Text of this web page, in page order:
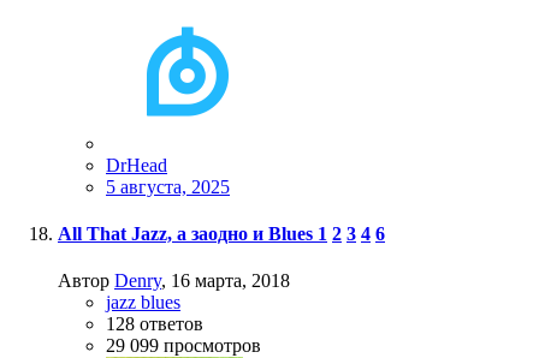
DrHead
5 августа, 2025
All That Jazz, а заодно и Blues 1 2 3 4 6
Автор Denry, 16 марта, 2018
jazz blues
128 ответов
29 099 просмотров